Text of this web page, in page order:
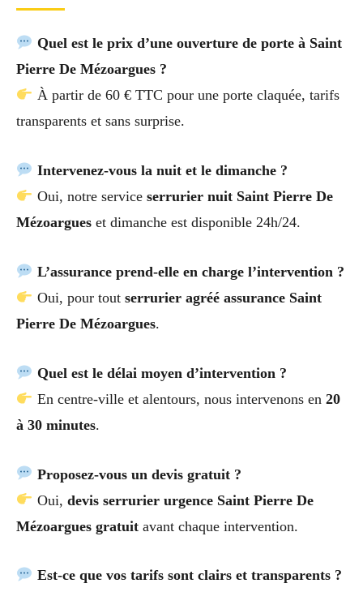
Quel est le prix d’une ouverture de porte à Saint
Pierre De Mézoargues ?
À partir de 60 € TTC pour une porte claquée, tarifs
transparents et sans surprise.
Intervenez-vous la nuit et le dimanche ?
Oui, notre service serrurier nuit Saint Pierre De
Mézoargues et dimanche est disponible 24h/24.
L’assurance prend-elle en charge l’intervention ?
Oui, pour tout serrurier agréé assurance Saint
Pierre De Mézoargues.
Quel est le délai moyen d’intervention ?
En centre-ville et alentours, nous intervenons en 20
à 30 minutes.
Proposez-vous un devis gratuit ?
Oui, devis serrurier urgence Saint Pierre De
Mézoargues gratuit avant chaque intervention.
Est-ce que vos tarifs sont clairs et transparents ?